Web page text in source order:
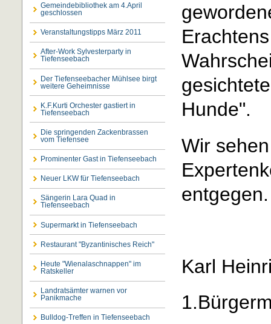
Gemeindebibliothek am 4.April
geschlossen
Veranstaltungstipps März 2011
After-Work Sylvesterparty in
Tiefenseebach
Der Tiefenseebacher Mühlsee birgt
weitere Geheimnisse
K.F.Kurti Orchester gastiert in
Tiefenseebach
Die springenden Zackenbrassen
vom Tiefensee
Prominenter Gast in Tiefenseebach
Neuer LKW für Tiefenseebach
Sängerin Lara Quad in
Tiefenseebach
Supermarkt in Tiefenseebach
Restaurant "Byzantinisches Reich"
Heute "Wienalaschnappen" im
Ratskeller
Landratsämter warnen vor
Panikmache
Bulldog-Treffen in Tiefenseebach
Hunde".
Wir
entgegen.
Karl